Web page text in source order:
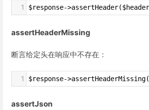
1 $response-
assertHeaderMissing
断言给定头在响应中不存在：
1 $response-
assertJson